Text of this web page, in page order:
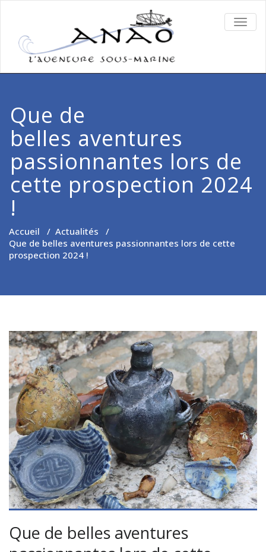
Que de
belles aventures
passionnantes lors de
cette prospection 2024
!
Accueil / Actualités /
Que de belles aventures passionnantes lors de cette
prospection 2024 !
Que de belles aventures